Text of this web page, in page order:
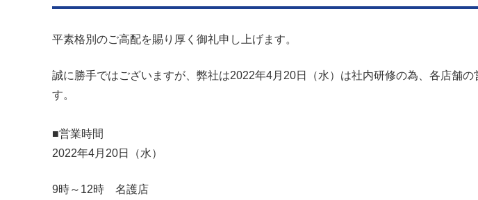
平素格別のご高配を賜り厚く御礼申し上げます。
誠に勝手ではございますが、弊社は2022年4月20日（水）は社内研修の為、各店舗の
す。
■営業時間
2022年4月20日（水）
9時～12時 名護店